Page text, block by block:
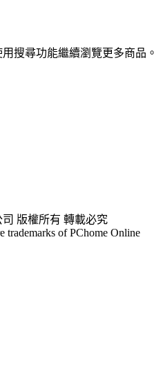
搜尋功能繼續瀏覽更多商品。
版權所有 轉載必究
trademarks of PChome Online